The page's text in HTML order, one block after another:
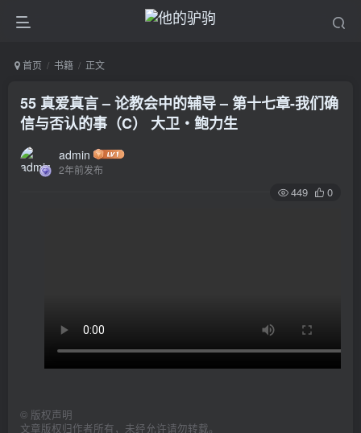
首页 书籍 正文
55 真爱真言 – 论教会中的辅导 – 第十七章-我们确
信与否认的事（C） 大卫‧鲍力生
admin
2年前发布
449 0
© 版权声明
文章版权归作者所有，未经允许请勿转载。